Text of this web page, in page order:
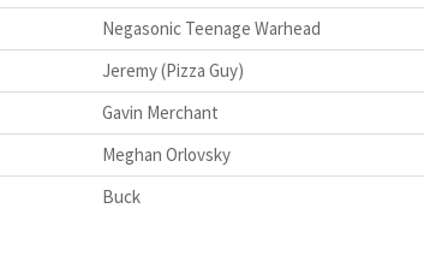
Negasonic Teenage Warhead
Jeremy (Pizza Guy)
Gavin Merchant
Meghan Orlovsky
Buck